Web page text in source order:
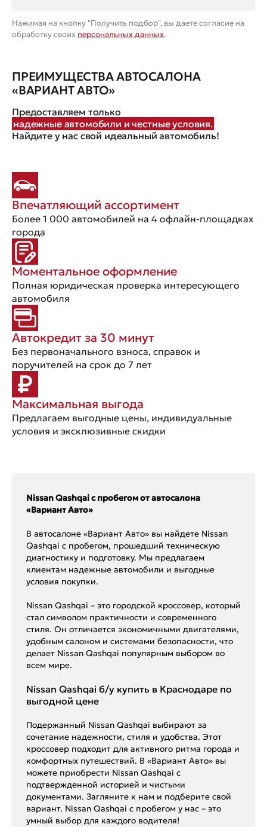
Нажимая на кнопку "Получить подбор", вы даете согласие на
обработку своих персональных данных.
ПРЕИМУЩЕСТВА АВТОСАЛОНА
«ВАРИАНТ АВТО»
Предоставляем только
надежные автомобили и честные условия.
Найдите у нас свой идеальный автомобиль!
Впечатляющий ассортимент
Более 1 000 автомобилей на 4 офлайн-площадках
города
Моментальное оформление
Полная юридическая проверка интересующего
автомобиля
Автокредит за 30 минут
Без первоначального взноса, справок и
поручителей на срок до 7 лет
Максимальная выгода
Предлагаем выгодные цены, индивидуальные
условия и эксклюзивные скидки
Nissan Qashqai с пробегом от автосалона
«Вариант Авто»
В автосалоне «Вариант Авто» вы найдете Nissan
Qashqai с пробегом, прошедший техническую
диагностику и подготовку. Мы предлагаем
клиентам надежные автомобили и выгодные
условия покупки.
Nissan Qashqai – это городской кроссовер, который
стал символом практичности и современного
стиля. Он отличается экономичными двигателями,
удобным салоном и системами безопасности, что
делает Nissan Qashqai популярным выбором во
всем мире.
Nissan Qashqai б/у купить в Краснодаре по
выгодной цене
Подержанный Nissan Qashqai выбирают за
сочетание надежности, стиля и удобства. Этот
кроссовер подходит для активного ритма города и
комфортных путешествий. В «Вариант Авто» вы
можете приобрести Nissan Qashqai с
подтвержденной историей и чистыми
документами. Загляните к нам и подберите свой
вариант. Nissan Qashqai с пробегом у нас – это
умный выбор для каждого водителя!